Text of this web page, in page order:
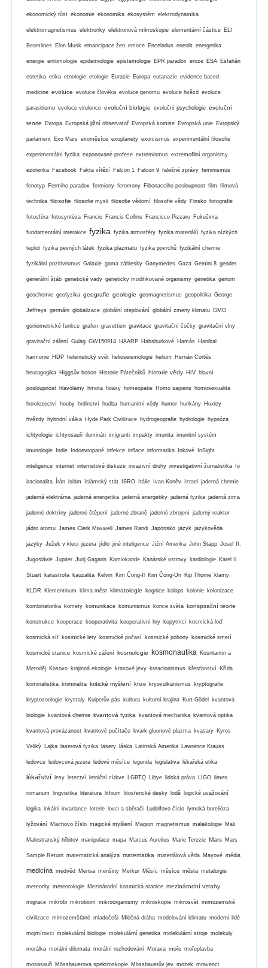
ekonomický růst ekonomie ekonomika ekosystém elektrodynamika
elektromagnetismus elektronky elektronová mikroskopie elementární částice ELI
Beamlines Elon Musk emancipace žen emoce Enceladus eneolit energetika
energie entomologie epidemiologie epistemologie EPR paradox eroze ESA Esfahán
estetika etika etnologie etologie Eurasie Europa eutanazie evidence based
medicine evoluce evoluce člověka evoluce genomu evoluce hvězd evoluce
parasitismu evoluce virulence evoluční biologie evoluční psychologie evoluční
teorie Evropa Evropská jižní observatoř Evropská komise Evropská unie Evropský
parlament Exo Mars exoměsíce exoplanety exorcismus experimentální filosofie
experimentální fyzika exponované profese extremismus extremofilní organismy
ezoterika Facebook Fakta vítězí Falcon 1 Falcon 9 falešné zprávy feminismus
fenotyp Fermiho paradox fermiony feromony Fibonacciho posloupnost film filmová
technika filosofie filosofie mysli filosofie vědomí filosofie vědy Finsko fotografie
fotosféra fotosyntéza Francie Francis Collins Francisco Pizzaro Fukušima
fundamentální interakce fyzika fyzika atmosféry fyzika materiálů fyzika nízkých
teplot fyzika pevných látek fyzika plazmatu fyzika povrchů fyzikální chemie
fyzikální pozitivismus Galaxie gama záblesky Ganymedes Gaza Gemini 8 gender
generální štáb genetické vady geneticky modifikované organismy genetika genom
geochemie geofyzika geografie geologie geomagnetismus geopolitika George
Jeffreys germáni globalizace globální oteplování globální zmeny klimatu GMO
goniometrické funkce grafen gravettien gravitace gravitační čočky gravitační vlny
gravitační záření Gulag GW150914 HAARP Habsburkové Hamás Hanibal
harmonie HDP helenistický svět helioseismologie helium Hernán Cortés
heutagogika Higgsův boson Historie Pátečníků historie vědy HIV hlavní
posloupnost hlavolamy hmota hoaxy homeopatie Homo sapiens homosexualita
horolezectví houby hrdinství hudba humanitní vědy humor hurikány Huxley
hvězdy hybridní válka Hyde Park Civilizace hydrogeografie hydrologie hypnóza
ichtyologie ichtyosauři ilumináti imigranti impakty imunita imunitní systém
imunologie Indie Indoevropané infekce inflace informatika Inkové InSight
inteligence internet internetové diskuze invazivní druhy investigativní žurnalistika Io
iracionalita Írán islám Islámský stát ISRO Itálie Ivan Koněv Izrael jaderná chemie
jaderná elektrárna jaderná energetika jaderná energetiky jaderná fyzika jaderná zima
jaderné doktríny jaderné štěpení jaderné zbraně jaderné zbrojení jaderný reaktor
jádro atomu James Clerk Maxwell James Randi Japonsko jazyk jazykověda
jazyky Ježek v kleci jezera jídlo jiné inteligence Jižní Amerika John Stapp Josef II.
Jugoslávie Jupiter Jurij Gagarin Kamiokande Kanárské ostrovy kardiologie Karel II.
Stuart katastrofa kauzalita Kelvin Kim Čong-Il Kim Čong-Un Kip Thorne klamy
KLDR Klementinum klima měst klimatologie kognice kolaps kolonie kolonizace
kombinatorika komety komunikace komunismus konce světa konspirační teorie
konstrukce kooperace kooperativita kooperativní hry kopytníci kosmická loď
kosmická síť kosmické lety kosmické počasí kosmické pohony kosmické smetí
kosmické stanice kosmické záření kosmologie kosmonautika Kosntantin a
Metoděj Kosovo krajinná ekologie krasové jevy kreacionismus křesťanství Křída
kriminalistika kriminalita kritické myšlení krize kryovulkanismus kryptografie
kryptozoologie krystaly Kuiperův pás kultura kulturní krajina Kurt Gödel kvantová
biologie kvantová chemie kvantová fyzika kvantová mechanika kvantová optika
kvantová provázanost kvantové počítače kvark-gluonové plazma kvasary Kyros
Veliký Lajka laserová fyzika lasery láska Latinská Amerika Lawrence Krauss
ledovce ledovcová jezera ledové měsíce legenda legislativa lékařská etika
lékařství lesy letectví letniční církve LGBTQ Libye lidská práva LIGO limes
romanum lingvistika literatura lithium litosferické desky lodě logické uvažování
logika lokální invariance loterie lovci a sběrači Ludolfovo číslo lymská borelióza
lyžování Machovo číslo magické myšlení Magion magnetismus malakologie Mali
Malostranský hřbitov manipulace mapa Marcus Aurelius Marie Terezie Mars Mars
Sample Return matematická analýza matematika materiálová věda Mayové média
medicína medvěd Mensa menšiny Merkur Měsíc měsíce města metalurgie
meteority meteorologie Mezinárodní kosmická stanice mezinárodní vztahy
migrace mikrobi mikrobiom mikroorganismy mikroskopie mikrosvět mimozemské
civilizace mimozemšťané mladočeši Mléčná dráha modelování klimatu moderní lidé
mojmírovci molekulární biologie molekulární genetika molekulární stroje molekuly
morálka morální dilemata morální rozhodování Morava moře mořeplavba
mosasauři Mössbauerova spektroskopie Mössbauerův jev mozek mravenci